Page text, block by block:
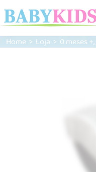
Home > Loja > 0 meses +,